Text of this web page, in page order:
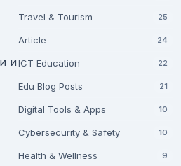
и
Travel & Tourism 25
Article 24
ICT Education 22
Edu Blog Posts 21
Digital Tools & Apps 10
Cybersecurity & Safety 10
Health & Wellness 9